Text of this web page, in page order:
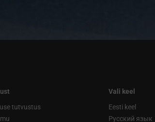
tutvustus
Vali keel
Eesti keel
Русский язык